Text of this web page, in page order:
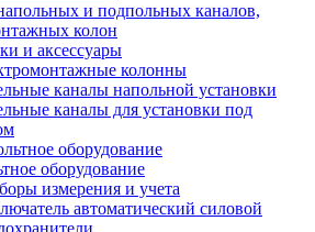
и подпольных каналов,
колон
и аксессуары
колонны
каналы напольной установки
каналы для установки под
оборудование
измерения и учета
автоматический силовой